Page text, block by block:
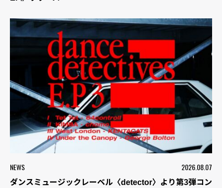
NEWS 2026.08.07
ダンスミュージックレーベル〈detector〉より第3弾コン